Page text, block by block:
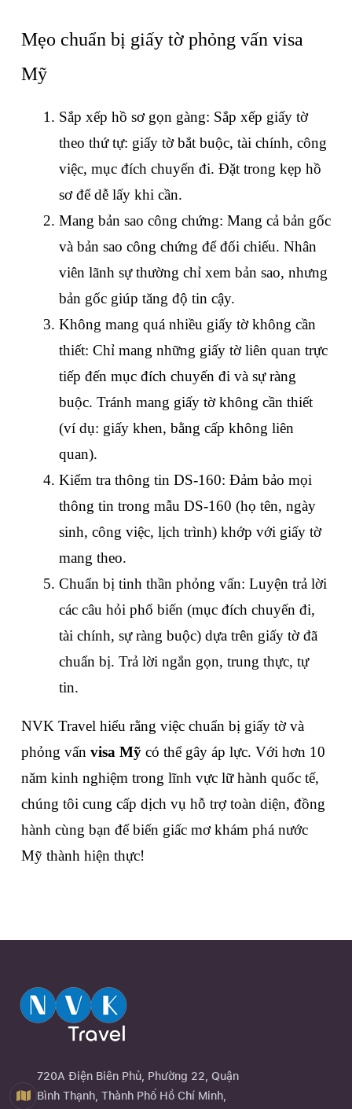
Mẹo chuẩn bị giấy tờ phỏng vấn visa
Mỹ
Sắp xếp hồ sơ gọn gàng: Sắp xếp giấy tờ
theo thứ tự: giấy tờ bắt buộc, tài chính, công
việc, mục đích chuyến đi. Đặt trong kẹp hồ
sơ để dễ lấy khi cần.
Mang bản sao công chứng: Mang cả bản gốc
và bản sao công chứng để đối chiếu. Nhân
viên lãnh sự thường chỉ xem bản sao, nhưng
bản gốc giúp tăng độ tin cậy.
Không mang quá nhiều giấy tờ không cần
thiết: Chỉ mang những giấy tờ liên quan trực
tiếp đến mục đích chuyến đi và sự ràng
buộc. Tránh mang giấy tờ không cần thiết
(ví dụ: giấy khen, bằng cấp không liên
quan).
Kiểm tra thông tin DS-160: Đảm bảo mọi
thông tin trong mẫu DS-160 (họ tên, ngày
sinh, công việc, lịch trình) khớp với giấy tờ
mang theo.
Chuẩn bị tinh thần phỏng vấn: Luyện trả lời
các câu hỏi phổ biến (mục đích chuyến đi,
tài chính, sự ràng buộc) dựa trên giấy tờ đã
chuẩn bị. Trả lời ngắn gọn, trung thực, tự
tin.
NVK Travel hiểu rằng việc chuẩn bị giấy tờ và
phỏng vấn visa Mỹ có thể gây áp lực. Với hơn 10
năm kinh nghiệm trong lĩnh vực lữ hành quốc tế,
chúng tôi cung cấp dịch vụ hỗ trợ toàn diện, đồng
hành cùng bạn để biến giấc mơ khám phá nước
Mỹ thành hiện thực!
720A Điện Biên Phủ, Phường 22, Quận
Bình Thạnh, Thành Phố Hồ Chí Minh,